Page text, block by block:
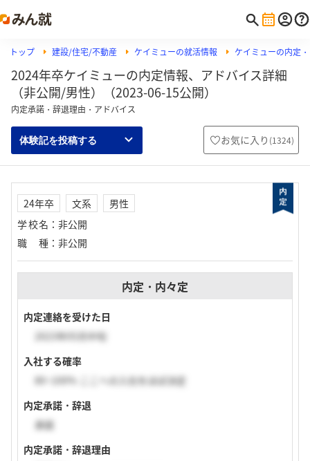
トップ 建設/住宅/不動産 ケイミューの就活情報 ケイミューの内定
2024年卒ケイミューの内定情報、アドバイス詳細
（非公開/男性）（2023-06-15公開）
内定承諾・辞退理由・アドバイス
体験記を投稿する お気に入り (1324)
24年卒 文系
男性
学校名 ： 非公開
職種 ： 非公開
内定・内々定
内定連絡を受けた日
2023年05月中旬
入社する確率
80~100% ここへの入社をほぼ決定
内定承諾・辞退
承諾
内定承諾・辞退理由